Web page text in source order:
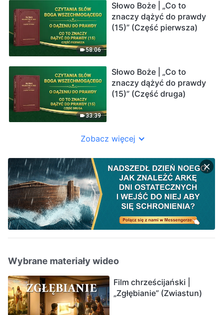
58:06
Słowo Boże | „Co to
znaczy dążyć do prawdy
(15)” (Część pierwsza)
33:39
Słowo Boże | „Co to
znaczy dążyć do prawdy
(15)” (Część druga)
Zobacz więcej
Wybrane materiały wideo
Film chrześcijański |
„Zgłębianie” (Zwiastun)